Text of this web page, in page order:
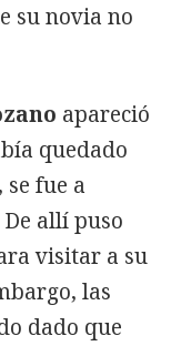
su novia no
apareció
quedado
fue a
allí puso
visitar a su
las
dado que